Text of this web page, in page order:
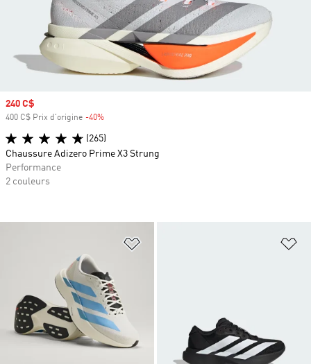
Ajouter à la Liste de produits
Prix soldé
240 C$
400 C$ Prix d'origine -40%
(265)
Chaussure Adizero Prime X3 Strung
Performance
2 couleurs